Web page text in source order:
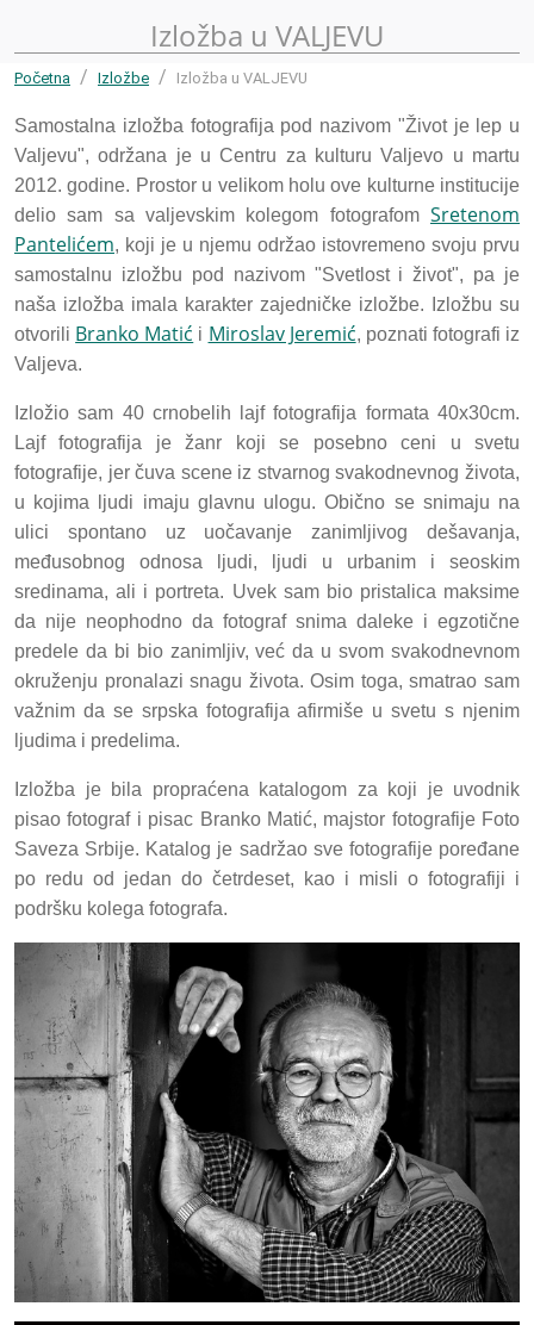
Izložba u VALJEVU
Početna Izložbe Izložba u VALJEVU
Samostalna izložba fotografija pod nazivom "Život je lep u
Valjevu", održana je u Centru za kulturu Valjevo u martu
2012. godine. Prostor u velikom holu ove kulturne institucije
delio sam sa valjevskim kolegom fotografom Sretenom
Pantelićem, koji je u njemu održao istovremeno svoju prvu
samostalnu izložbu pod nazivom "Svetlost i život", pa je
naša izložba imala karakter zajedničke izložbe. Izložbu su
otvorili Branko Matić i Miroslav Jeremić, poznati fotografi iz
Valjeva.
Izložio sam 40 crnobelih lajf fotografija formata 40x30cm.
Lajf fotografija je žanr koji se posebno ceni u svetu
fotografije, jer čuva scene iz stvarnog svakodnevnog života,
u kojima ljudi imaju glavnu ulogu. Obično se snimaju na
ulici spontano uz uočavanje zanimljivog dešavanja,
međusobnog odnosa ljudi, ljudi u urbanim i seoskim
sredinama, ali i portreta. Uvek sam bio pristalica maksime
da nije neophodno da fotograf snima daleke i egzotične
predele da bi bio zanimljiv, već da u svom svakodnevnom
okruženju pronalazi snagu života. Osim toga, smatrao sam
važnim da se srpska fotografija afirmiše u svetu s njenim
ljudima i predelima.
Izložba je bila propraćena katalogom za koji je uvodnik
pisao fotograf i pisac Branko Matić, majstor fotografije Foto
Saveza Srbije. Katalog je sadržao sve fotografije poređane
po redu od jedan do četrdeset, kao i misli o fotografiji i
podršku kolega fotografa.